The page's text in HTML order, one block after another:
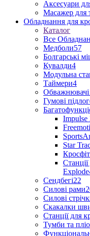
Аксесуари
Масажер для
Обладнання для
Каталог
Все
Медболи57
Болгарські
Кувалди4
Модульна
Таймери4
Обважнювачі
Гумові
Impulse
Star
Explode
Сендбегі22
Силові рами
Силові
Скакалки
Станції для
Тумби та